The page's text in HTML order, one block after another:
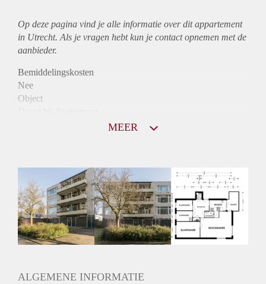
Op deze pagina vind je alle informatie over ditappartement
in Utrecht. Als je vragen hebt kun je contact opnemen met de
aanbieder.
Bemiddelingskosten
Nee
Object
Niet mogelijk
Inkomen eis
3,1 X Maandhuur Bruto
Huurtermijn
Onbepaalde termijn
MEER
ALGEMENE INFORMATIE